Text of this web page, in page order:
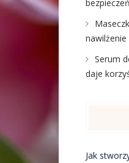
Serum
daje
Jak